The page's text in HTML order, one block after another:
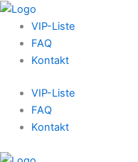
VIP-Liste
FAQ
Kontakt
VIP-Liste
FAQ
Kontakt